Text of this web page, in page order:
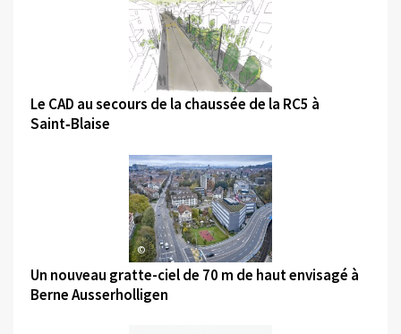
©
Le CAD au secours de la chaussée de la RC5 à
Saint‑Blaise
©
Un nouveau gratte-ciel de 70 m de haut envisagé à
Berne Ausserholligen